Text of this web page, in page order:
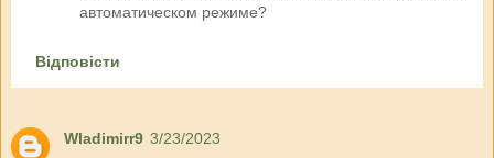
автоматическом режиме?
Відповісти
Wladimirr9 3/23/2023